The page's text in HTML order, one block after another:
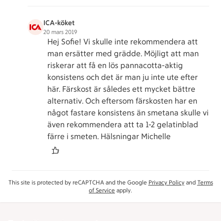
ICA-köket
20 mars 2019
Hej Sofie! Vi skulle inte rekommendera att
man ersätter med grädde. Möjligt att man
riskerar att få en lös pannacotta-aktig
konsistens och det är man ju inte ute efter
här. Färskost är således ett mycket bättre
alternativ. Och eftersom färskosten har en
något fastare konsistens än smetana skulle vi
även rekommendera att ta 1-2 gelatinblad
färre i smeten. Hälsningar Michelle
This site is protected by reCAPTCHA and the Google Privacy Policyand Terms
of Service apply.